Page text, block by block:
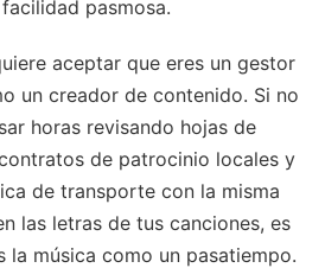
pasmosa.
aceptar que eres un gestor
un creador de contenido. Si no
horas revisando hojas de
de patrocinio locales y
de transporte con la misma
las letras de tus canciones, es
la música como un pasatiempo.